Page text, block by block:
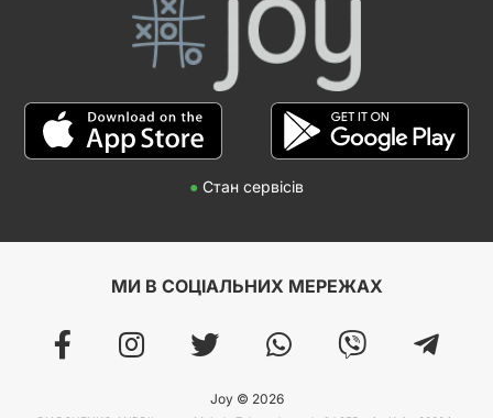
● Стан сервісів
МИ В СОЦІАЛЬНИХ МЕРЕЖАХ
Joy © 2026